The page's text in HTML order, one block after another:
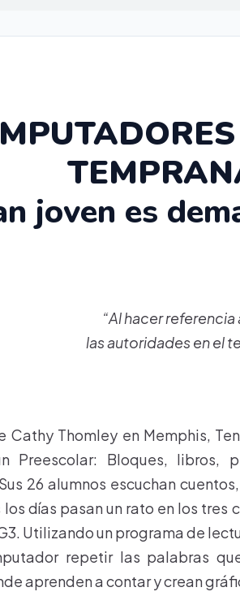
joven es
“Al hacer
las autoridades en el
Cathy Thomley en Memphis,
Preescolar: Bloques, libros,
26 alumnos escuchan
días pasan un rato en los tres
Utilizando un programa de
repetir las palabras
aprenden a contar y crean